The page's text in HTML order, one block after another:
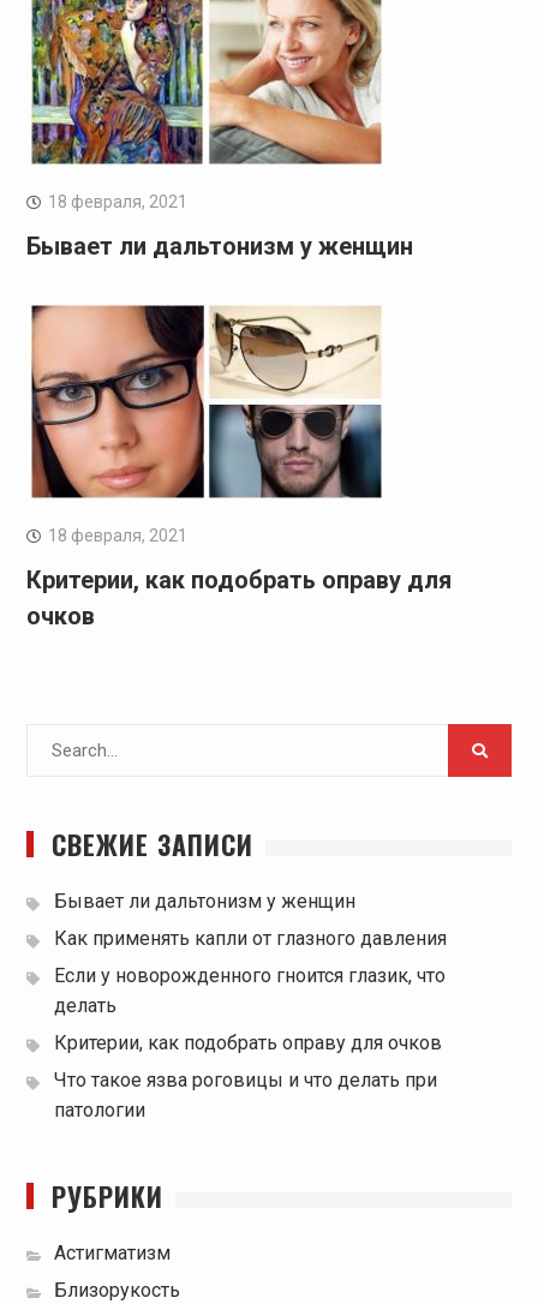
18 февраля, 2021
Бывает ли дальтонизм у женщин
18 февраля, 2021
Критерии, как подобрать оправу для
очков
СВЕЖИЕ ЗАПИСИ
Бывает ли дальтонизм у женщин
Как применять капли от глазного давления
Если у новорожденного гноится глазик, что
делать
Критерии, как подобрать оправу для очков
Что такое язва роговицы и что делать при
патологии
РУБРИКИ
Астигматизм
Близорукость